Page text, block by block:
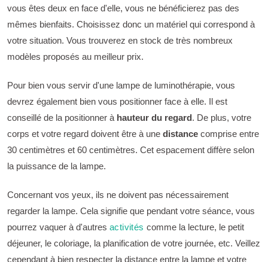
vous êtes deux en face d'elle, vous ne bénéficierez pas des
mêmes bienfaits. Choisissez donc un matériel qui correspond à
votre situation. Vous trouverez en stock de très nombreux
modèles proposés au meilleur prix.
Pour bien vous servir d'une lampe de luminothérapie, vous
devrez également bien vous positionner face à elle. Il est
conseillé de la positionner à hauteur du regard. De plus, votre
corps et votre regard doivent être à une distance comprise entre
30 centimètres et 60 centimètres. Cet espacement diffère selon
la puissance de la lampe.
Concernant vos yeux, ils ne doivent pas nécessairement
regarder la lampe. Cela signifie que pendant votre séance, vous
pourrez vaquer à d'autres activités comme la lecture, le petit
déjeuner, le coloriage, la planification de votre journée, etc. Veillez
cependant à bien respecter la distance entre la lampe et votre